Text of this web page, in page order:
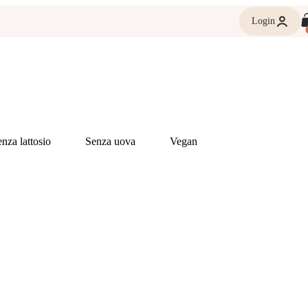
Login
lattosio Senza uova Vegan